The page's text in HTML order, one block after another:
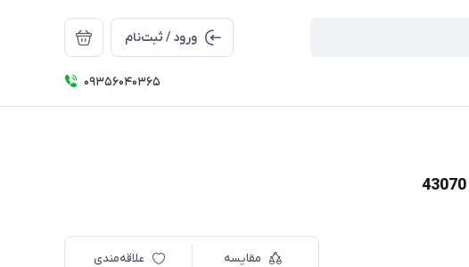
ورود / ثبت‌نام
09356040365
مقایسه علاقه‌مندی